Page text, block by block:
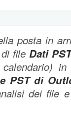
posta in
file Dati
PST di
dei file